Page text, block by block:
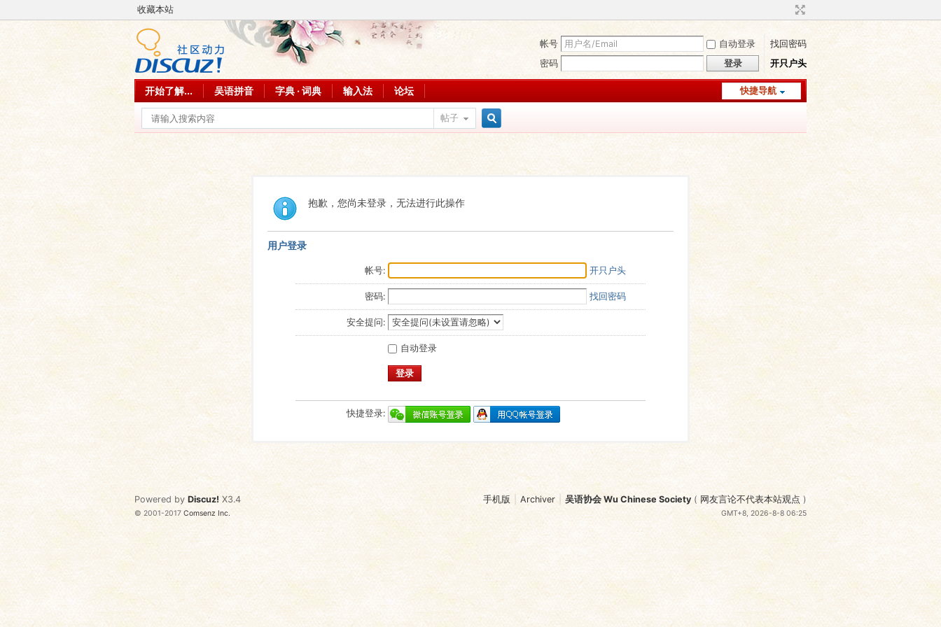
收藏本站
帐号 自动登录
找回密码
密码
登录 开只户头
快捷导航
开始了解... 吴语拼音 字典 · 词典 输入法 论坛
帖子
抱歉，您尚未登录，无法进行此操作
用户登录
帐号: 开只户头
密码: 找回密码
安全提问:
自动登录
登录
快捷登录:
手机版 Archiver 吴语协会 Wu Chinese Society ( 网友言论不代表本站观点 )
GMT+8, 2026-8-8 06:25
Powered by Discuz! X3.4
© 2001-2017Comsenz Inc.